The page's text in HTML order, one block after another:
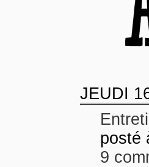
JEUDI
posté
9